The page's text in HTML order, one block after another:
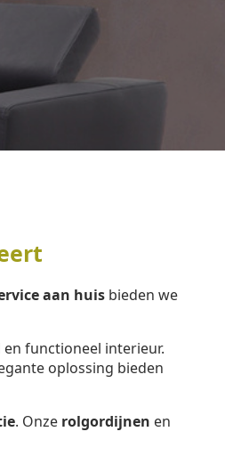
aan huis bieden we
functioneel interieur.
oplossing bieden
. Onze rolgordijnen en